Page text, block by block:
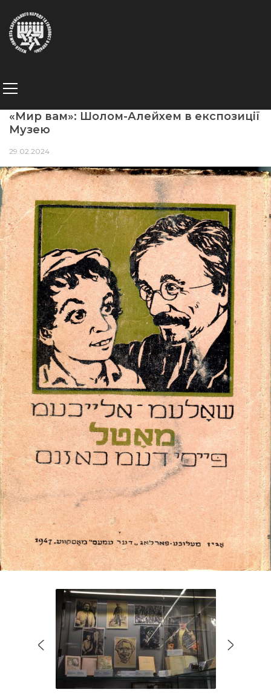
«Мир вам»: Шолом-Алейхем в експозиції
Музею
29.02.2024